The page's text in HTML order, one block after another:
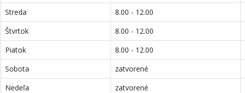
Streda
8.00 - 12.00
Štvrtok
8.00 - 12.00
Piatok
8.00 - 12.00
Sobota
zatvorené
Nedeľa
zatvorené